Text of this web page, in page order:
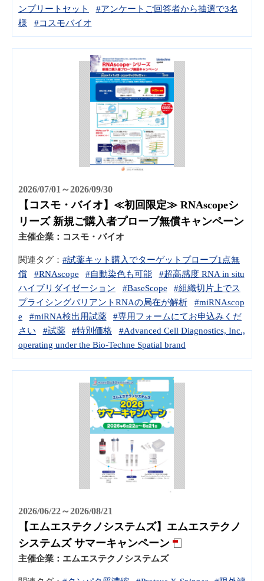
ンプリートセット
#アンケートご回答者から抽選で3名
様
#コスモバイオ
2026/07/01～2026/09/30
【コスモ・バイオ】≪初回限定≫ RNAscopeシ
リーズ 新規ご購入者プローブ無償キャンペーン
主催企業： コスモ・バイオ
関連タグ： #試薬キット購入でターゲットプローブ1点無
償
#RNAscope #自動染色も可能
#超高感度 RNA in situ
ハイブリダイゼーション
#BaseScope
#組織切片上でス
プライシングバリアントRNAの局在が解析
#miRNAscop
e
#miRNA検出用試薬
#専用フォームにてお申込みくだ
さい
#試薬 #特別価格
#Advanced Cell Diagnostics, Inc.,
operating under the Bio-Techne Spatial brand
2026/06/22～2026/08/21
【エムエステクノシステムズ】エムエステクノ
システムズ サマーキャンペーン
主催企業： エムエステクノシステムズ